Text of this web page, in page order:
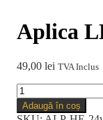
Aplica
49,00 lei TVA Inclus
Cantitate
Aplica
LED
Adaugă în coș